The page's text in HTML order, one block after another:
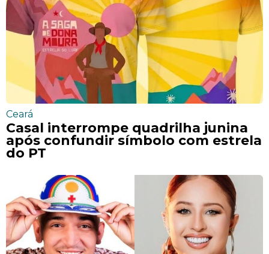
Ceará
Casal interrompe quadrilha junina
após confundir símbolo com estrela
do PT